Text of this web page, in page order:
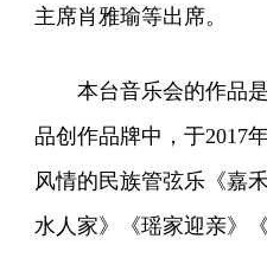
主席肖雅瑜等出席。
本台音乐会的作品是
品创作品牌中，于2017
风情的民族管弦乐《嘉
水人家》《瑶家迎亲》